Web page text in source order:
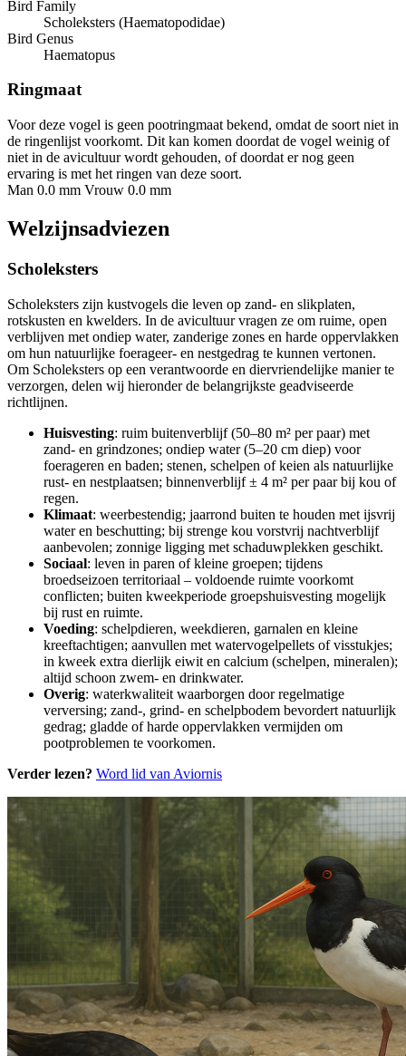
Bird Family
Scholeksters (Haematopodidae)
Bird Genus
Haematopus
Ringmaat
Voor deze vogel is geen pootringmaat bekend, omdat de soort niet in
de ringenlijst voorkomt. Dit kan komen doordat de vogel weinig of
niet in de avicultuur wordt gehouden, of doordat er nog geen
ervaring is met het ringen van deze soort.
Man 0.0 mm Vrouw 0.0 mm
Welzijnsadviezen
Scholeksters
Scholeksters zijn kustvogels die leven op zand- en slikplaten,
rotskusten en kwelders. In de avicultuur vragen ze om ruime, open
verblijven met ondiep water, zanderige zones en harde oppervlakken
om hun natuurlijke foerageer- en nestgedrag te kunnen vertonen.
Om Scholeksters op een verantwoorde en diervriendelijke manier te
verzorgen, delen wij hieronder de belangrijkste geadviseerde
richtlijnen.
Huisvesting: ruim buitenverblijf (50–80 m² per paar) met
zand- en grindzones; ondiep water (5–20 cm diep) voor
foerageren en baden; stenen, schelpen of keien als natuurlijke
rust- en nestplaatsen; binnenverblijf ± 4 m² per paar bij kou of
regen.
Klimaat: weerbestendig; jaarrond buiten te houden met ijsvrij
water en beschutting; bij strenge kou vorstvrij nachtverblijf
aanbevolen; zonnige ligging met schaduwplekken geschikt.
Sociaal: leven in paren of kleine groepen; tijdens
broedseizoen territoriaal – voldoende ruimte voorkomt
conflicten; buiten kweekperiode groepshuisvesting mogelijk
bij rust en ruimte.
Voeding: schelpdieren, weekdieren, garnalen en kleine
kreeftachtigen; aanvullen met watervogelpellets of visstukjes;
in kweek extra dierlijk eiwit en calcium (schelpen, mineralen);
altijd schoon zwem- en drinkwater.
Overig: waterkwaliteit waarborgen door regelmatige
verversing; zand-, grind- en schelpbodem bevordert natuurlijk
gedrag; gladde of harde oppervlakken vermijden om
pootproblemen te voorkomen.
Verder lezen? Word lid van Aviornis